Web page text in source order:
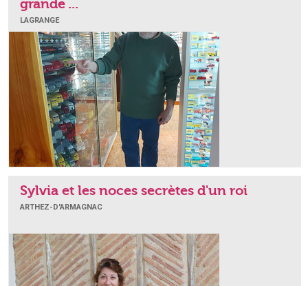
grande ...
LAGRANGE
Sylvia et les noces secrètes d'un roi
ARTHEZ-D'ARMAGNAC